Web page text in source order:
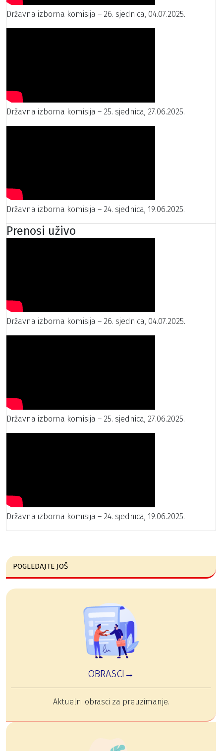
Državna izborna komisija – 26. sjednica, 04.07.2025.
Državna izborna komisija – 25. sjednica, 27.06.2025.
Državna izborna komisija – 24. sjednica, 19.06.2025.
Prenosi uživo
Državna izborna komisija – 26. sjednica, 04.07.2025.
Državna izborna komisija – 25. sjednica, 27.06.2025.
Državna izborna komisija – 24. sjednica, 19.06.2025.
POGLEDAJTE JOŠ
OBRASCI→
Aktuelni obrasci za preuzimanje.